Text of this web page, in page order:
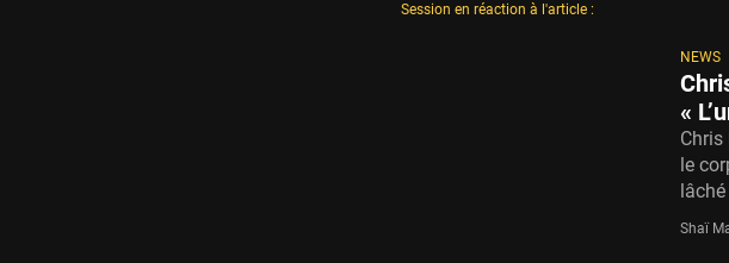
Session en réaction à l'article :
NEWS
«
le
Shaï